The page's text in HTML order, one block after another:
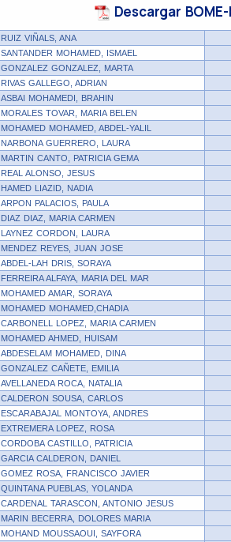
Descargar
RUIZ VIÑALS, ANA
SANTANDER MOHAMED, ISMAEL
GONZALEZ GONZALEZ, MARTA
RIVAS GALLEGO, ADRIAN
ASBAI MOHAMEDI, BRAHIN
MORALES TOVAR, MARIA BELEN
MOHAMED MOHAMED, ABDEL-YALIL
NARBONA GUERRERO, LAURA
MARTIN CANTO, PATRICIA GEMA
REAL ALONSO, JESUS
HAMED LIAZID, NADIA
ARPON PALACIOS, PAULA
DIAZ DIAZ, MARIA CARMEN
LAYNEZ CORDON, LAURA
MENDEZ REYES, JUAN JOSE
ABDEL-LAH DRIS, SORAYA
FERREIRA ALFAYA, MARIA DEL MAR
MOHAMED AMAR, SORAYA
MOHAMED MOHAMED,CHADIA
CARBONELL LOPEZ, MARIA CARMEN
MOHAMED AHMED, HUISAM
ABDESELAM MOHAMED, DINA
GONZALEZ CAÑETE, EMILIA
AVELLANEDA ROCA, NATALIA
CALDERON SOUSA, CARLOS
ESCARABAJAL MONTOYA, ANDRES
EXTREMERA LOPEZ, ROSA
CORDOBA CASTILLO, PATRICIA
GARCIA CALDERON, DANIEL
GOMEZ ROSA, FRANCISCO JAVIER
QUINTANA PUEBLAS, YOLANDA
CARDENAL TARASCON, ANTONIO JESUS
MARIN BECERRA, DOLORES MARIA
MOHAND MOUSSAOUI, SAYFORA